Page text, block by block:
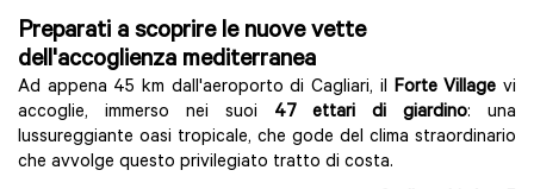
Preparati a scoprire le nuove vette
dell'accoglienza mediterranea
Ad appena 45 km dall'aeroporto di Cagliari, il Forte Village vi
accoglie, immerso nei suoi 47 ettari di giardino: una
lussureggiante oasi tropicale, che gode del clima straordinario
che avvolge questo privilegiato tratto di costa.